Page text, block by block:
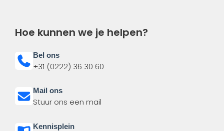
Hoe kunnen we je helpen?
Bel ons
+31 (0222) 36 30 60
Mail ons
Stuur ons een mail
Kennisplein